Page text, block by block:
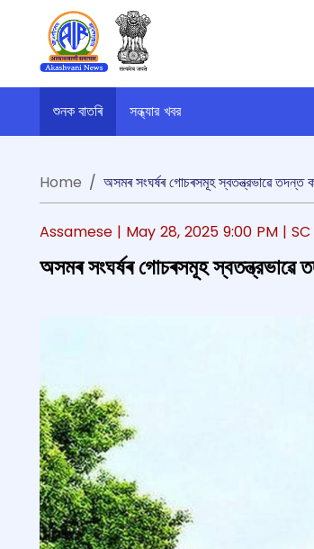
শুনক বাতৰি
সন্ধ্যার খবর
Home
অসমৰ সংঘৰ্ষৰ গোচৰসমূহ স্বতন্ত্রভাৱে তদন্ত
Assamese | May 28, 2025 9:00 PM |
অসমৰ সংঘৰ্ষৰ গোচৰসমূহ স্বতন্ত্রভাৱে